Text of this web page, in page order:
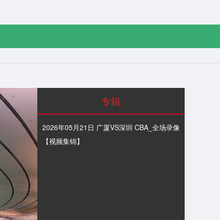
专辑
2026年05月21日 广厦VS深圳 CBA_全场录像
【视频集锦】